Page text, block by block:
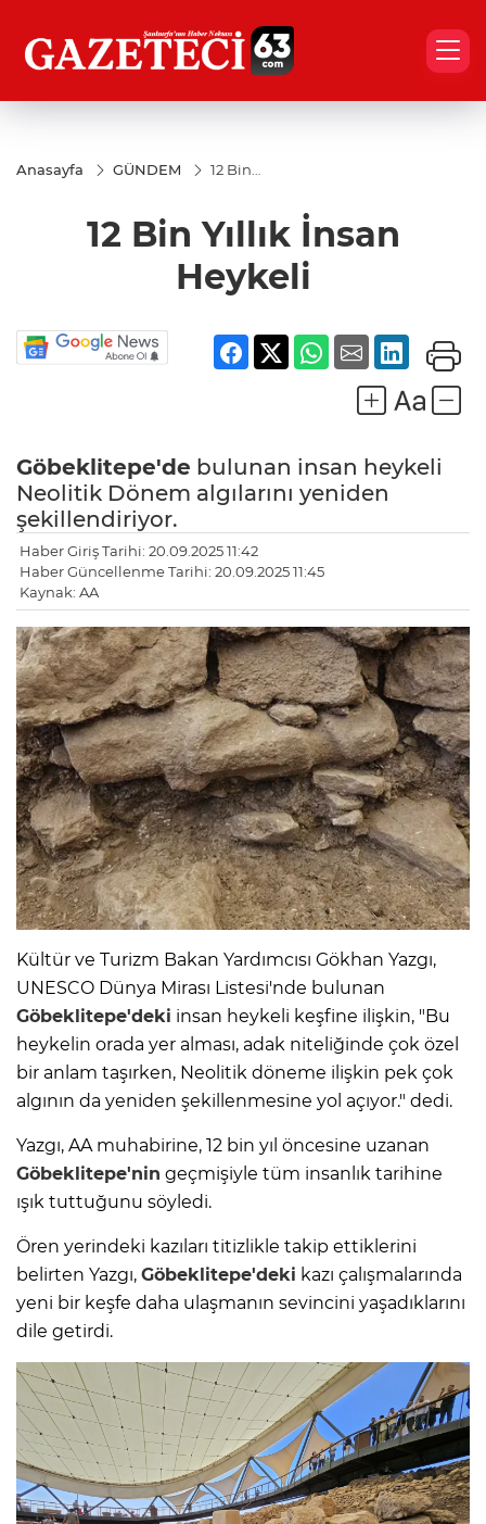
Anasayfa GÜNDEM
12 Bin
Heykeli
12 Bin Yıllık İnsan
Heykeli
Göbeklitepe'de bulunan insan heykeli
Neolitik Dönem algılarını yeniden
şekillendiriyor.
Haber Giriş Tarihi: 20.09.2025 11:42
Haber Güncellenme Tarihi: 20.09.2025 11:45
Kaynak: AA
Kültür ve Turizm Bakan Yardımcısı Gökhan Yazgı,
UNESCO Dünya Mirası Listesi'nde bulunan
Göbeklitepe'deki insan heykeli keşfine ilişkin, "Bu
heykelin orada yer alması, adak niteliğinde çok özel
bir anlam taşırken, Neolitik döneme ilişkin pek çok
algının da yeniden şekillenmesine yol açıyor." dedi.
Yazgı, AA muhabirine, 12 bin yıl öncesine uzanan
Göbeklitepe'nin geçmişiyle tüm insanlık tarihine
ışık tuttuğunu söyledi.
Ören yerindeki kazıları titizlikle takip ettiklerini
belirten Yazgı, Göbeklitepe'deki kazı çalışmalarında
yeni bir keşfe daha ulaşmanın sevincini yaşadıklarını
dile getirdi.